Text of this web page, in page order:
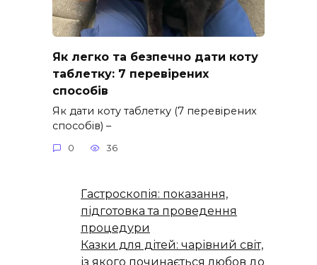
Як легко та безпечно дати коту
таблетку: 7 перевірених
способів
Як дати коту таблетку (7 перевірених
способів) –
0 36
Гастроскопія: показання,
підготовка та проведення
процедури
Казки для дітей: чарівний світ,
із якого починається любов до